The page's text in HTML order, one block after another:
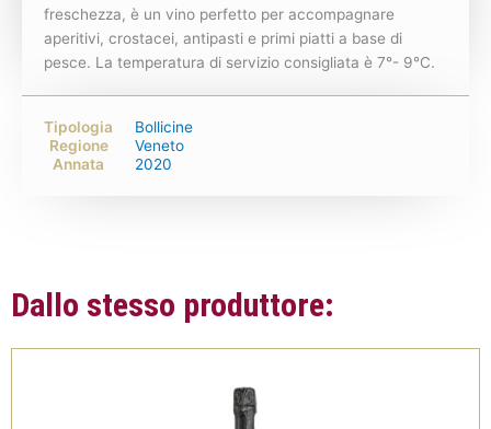
freschezza, è un vino perfetto per accompagnare
aperitivi, crostacei, antipasti e primi piatti a base di
pesce. La temperatura di servizio consigliata è 7°- 9°C.
Tipologia
Bollicine
Regione
Veneto
Annata
2020
Dallo stesso produttore: